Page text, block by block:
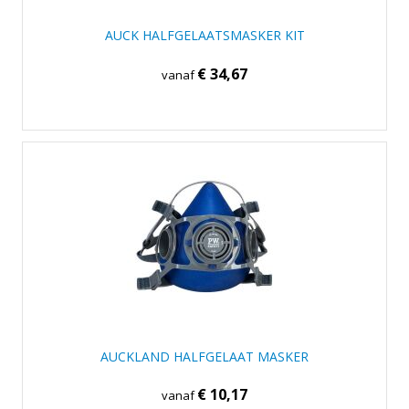
AUCK HALFGELAATSMASKER KIT
vanaf€ 34,67
AUCKLAND HALFGELAAT MASKER
vanaf€ 10,17